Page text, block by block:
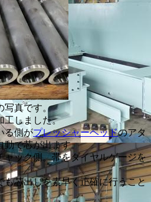
写真です。
工しました。
る側がプレッシャーヘッドのアタ
動で芯が出ます。
ャック側。帯をダイヤルゲージを
も芯出しを素早く正確に行うこと